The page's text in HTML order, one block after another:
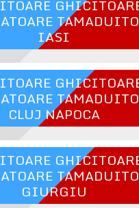
IASI
CLUJ NAPOCA
GIURGIU